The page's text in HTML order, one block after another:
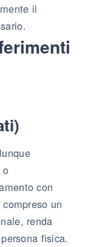
il
o
con
un
renda
fisica.